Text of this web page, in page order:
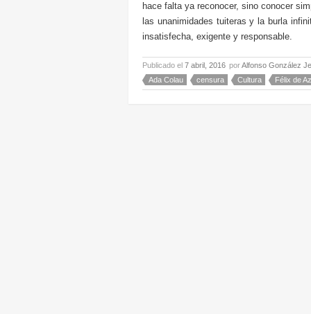
hace falta ya reconocer, sino conocer
las unanimidades tuiteras y la burla
insatisfecha, exigente y responsable.
Publicado el 7 abril, 2016 porAlfonso González
Ada Colau
censura Cultura Félix de